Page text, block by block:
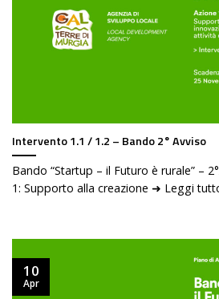
Intervento 1.1 / 1.2 – Bando 2° Avviso
Bando “Startup – il Futuro è rurale” –
1: Supporto alla creazione ➜ Leggi
10
Apr